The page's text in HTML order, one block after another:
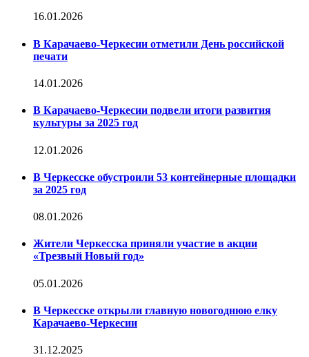
16.01.2026
В Карачаево-Черкесии отметили День российской
печати
14.01.2026
В Карачаево-Черкесии подвели итоги развития
культуры за 2025 год
12.01.2026
В Черкесске обустроили 53 контейнерные площадки
за 2025 год
08.01.2026
Жители Черкесска приняли участие в акции
«Трезвый Новый год»
05.01.2026
В Черкесске открыли главную новогоднюю елку
Карачаево-Черкесии
31.12.2025